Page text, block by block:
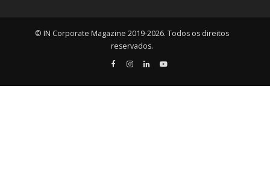
© IN Corporate Magazine 2019-2026. Todos os direitos
reservados.